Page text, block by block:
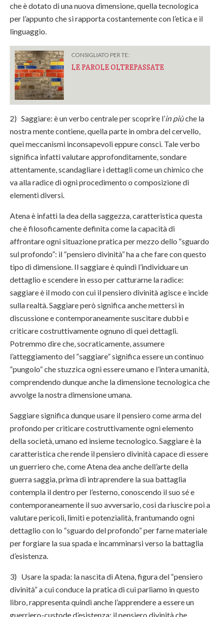
che è dotato di una nuova dimensione, quella tecnologica
per l’appunto che si rapporta costantemente con l’etica e il
linguaggio.
CONSIGLIATO PER TE:
LE PAROLE OLTREPASSATE
2) Saggiare: è un verbo centrale per scoprire l’in piùche la
nostra mente contiene, quella parte in ombra del cervello,
quei meccanismi inconsapevoli eppure consci. Tale verbo
significa infatti valutare approfonditamente, sondare
attentamente, scandagliare i dettagli come un chimico che
va alla radice di ogni procedimento o composizione di
elementi diversi.
Atena è infatti la dea della saggezza, caratteristica questa
che è filosoficamente definita come la capacità di
affrontare ogni situazione pratica per mezzo dello “sguardo
sul profondo”: il “pensiero divinità” ha a che fare con questo
tipo di dimensione. Il saggiare è quindi l’individuare un
dettaglio e scendere in esso per catturarne la radice:
saggiare è il modo con cui il pensiero divinità agisce e incide
sulla realtà. Saggiare però significa anche mettersi in
discussione e contemporaneamente suscitare dubbi e
criticare costruttivamente ognuno di quei dettagli.
Potremmo dire che, socraticamente, assumere
l’atteggiamento del “saggiare” significa essere un continuo
“pungolo” che stuzzica ogni essere umano e l’intera umanità,
comprendendo dunque anche la dimensione tecnologica che
avvolge la nostra dimensione umana.
Saggiare significa dunque usare il pensiero come arma del
profondo per criticare costruttivamente ogni elemento
della società, umano ed insieme tecnologico. Saggiare è la
caratteristica che rende il pensiero divinità capace di essere
un guerriero che, come Atena dea anche dell’arte della
guerra saggia, prima di intraprendere la sua battaglia
contempla il dentro per l’esterno, conoscendo il suo sé e
contemporaneamente il suo avversario, così da riuscire poi a
valutare pericoli, limiti e potenzialità, frantumando ogni
dettaglio con lo “sguardo del profondo” per farne materiale
per forgiare la sua spada e incamminarsi verso la battaglia
d’esistenza.
3) Usare la spada: la nascita di Atena, figura del “pensiero
divinità” a cui conduce la pratica di cui parliamo in questo
libro, rappresenta quindi anche l’apprendere a essere un
guerriero-custode d’esistenza: il pensiero divinità che